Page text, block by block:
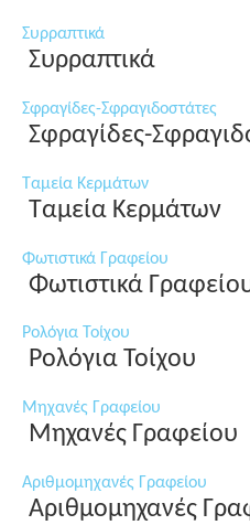
Συρραπτικά
Συρραπτικά
Σφραγίδες-Σφραγιδοστάτες
Σφραγίδες-
Ταμεία Κερμάτων
Ταμεία Κερμάτων
Φωτιστικά Γραφείου
Φωτιστικά
Ρολόγια Τοίχου
Ρολόγια Τοίχου
Μηχανές Γραφείου
Μηχανές Γραφείου
Αριθμομηχανές Γραφείου
Αριθμομηχανές